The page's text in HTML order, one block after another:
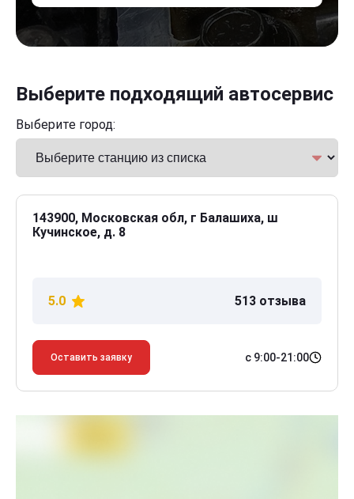
Выберите подходящий автосервис
Выберите город:
143900, Московская обл, г Балашиха, ш
Кучинское, д. 8
5.0 513 отзыва
Оставить заявку с 9:00-21:00